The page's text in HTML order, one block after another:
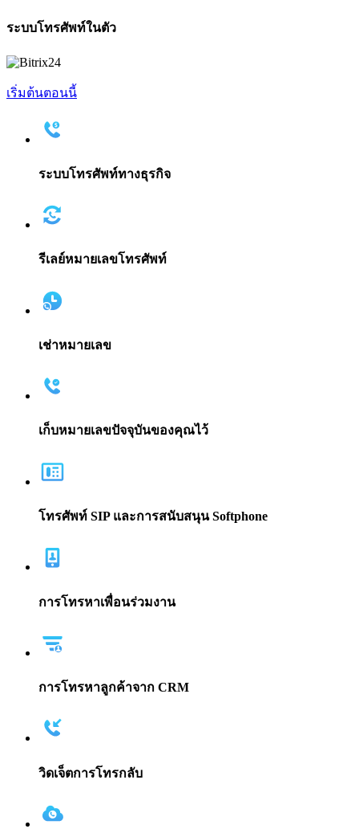
ระบบโทรศัพท์ในตัว
เริ่มต้นตอนนี้
ระบบโทรศัพท์ทางธุรกิจ
รีเลย์หมายเลขโทรศัพท์
เช่าหมายเลข
เก็บหมายเลขปัจจุบันของคุณไว้
โทรศัพท์ SIP และการสนับสนุน Softphone
การโทรหาเพื่อนร่วมงาน
การโทรหาลูกค้าจาก CRM
วิดเจ็ตการโทรกลับ